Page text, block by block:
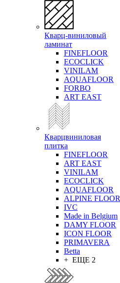
Кварц-виниловый
ламинат
FINEFLOOR
ECOCLICK
VINILAM
AQUAFLOOR
FORBO
ART EAST
Кварцвиниловая
плитка
FINEFLOOR
ART EAST
VINILAM
ECOCLICK
AQUAFLOOR
ALPINE FLOOR
IVC
Made in Belgium
DAMY FLOOR
ICON FLOOR
PRIMAVERA
Betta
+ ЕЩЕ 2